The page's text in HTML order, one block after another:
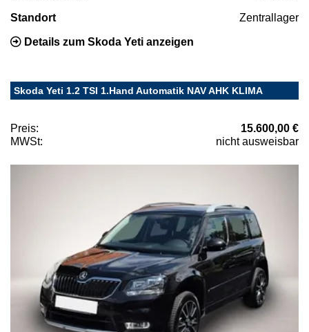
Standort Zentrallager
Details zum Skoda Yeti anzeigen
Skoda Yeti 1.2 TSI 1.Hand Automatik NAV AHK KLIMA
Preis:
15.600,00 €
MWSt:
nicht ausweisbar